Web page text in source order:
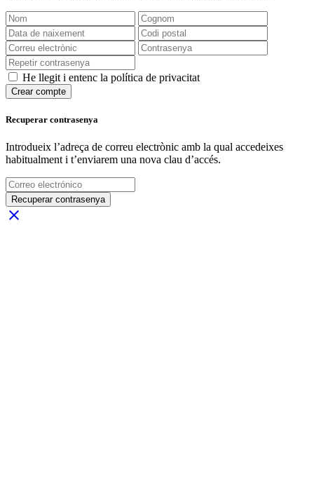
He llegit i entenc la política de privacitat
Crear compte
Recuperar contrasenya
Introdueix l’adreça de correu electrònic amb la qual accedeixes
habitualment i t’enviarem una nova clau d’accés.
Recuperar contrasenya
close